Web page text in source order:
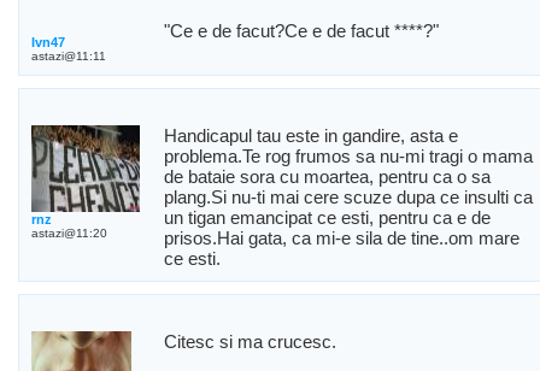
Ivn47
astazi@11:11
"Ce e de facut?Ce e de facut ****?"
rnz
astazi@11:20
Handicapul tau este in gandire, asta e
problema.Te rog frumos sa nu-mi tragi o mama
de bataie sora cu moartea, pentru ca o sa
plang.Si nu-ti mai cere scuze dupa ce insulti ca
un tigan emancipat ce esti, pentru ca e de
prisos.Hai gata, ca mi-e sila de tine..om mare
ce esti.
Citesc si ma crucesc.